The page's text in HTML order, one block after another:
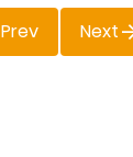
Prev Next